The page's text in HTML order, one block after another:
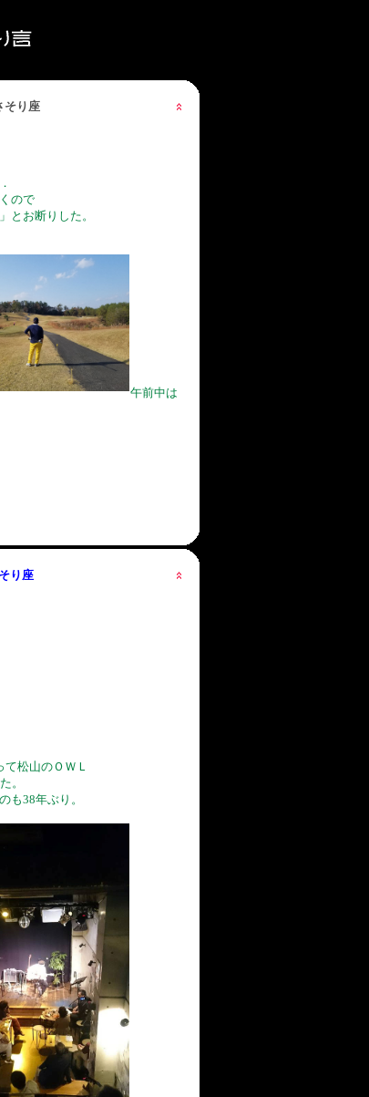
そり座
ので
とお断りした。
午前中は
り座
て松山のＯＷＬ
。
も38年ぶり。